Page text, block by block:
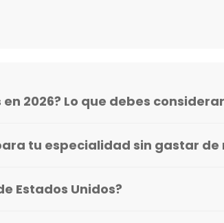
2026? Lo que debes considerar
tu especialidad sin gastar de
Estados Unidos?